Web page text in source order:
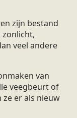
zijn bestand
zonlicht,
veel andere
van
veegbeurt of
ze er als nieuw